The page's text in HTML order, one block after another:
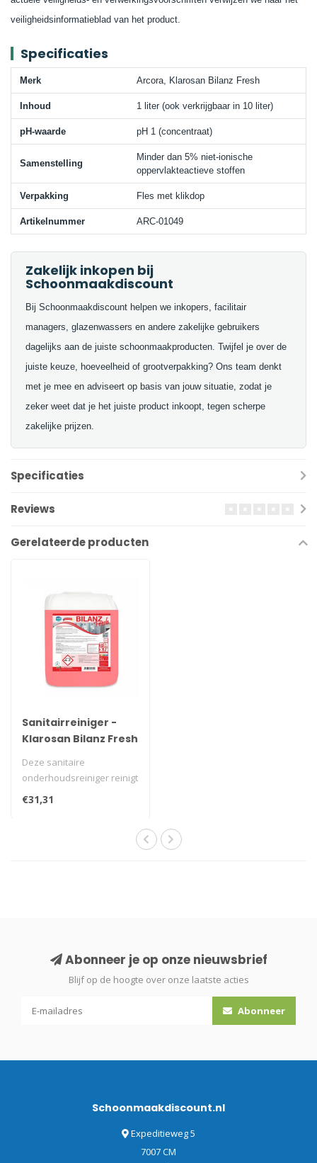
veiligheidsinformatieblad van het product.
Specificaties
Merk Arcora, Klarosan Bilanz Fresh
Inhoud 1 liter (ook verkrijgbaar in 10 liter)
pH-waarde pH 1 (concentraat)
Samenstelling
Minder dan 5% niet-ionische
oppervlakteactieve stoffen
Verpakking Fles met klikdop
Artikelnummer ARC-01049
Zakelijk inkopen bij
Schoonmaakdiscount
Bij Schoonmaakdiscount helpen we inkopers, facilitair
managers, glazenwassers en andere zakelijke gebruikers
dagelijks aan de juiste schoonmaakproducten. Twijfel je over de
juiste keuze, hoeveelheid of grootverpakking? Ons team denkt
met je mee en adviseert op basis van jouw situatie, zodat je
zeker weet dat je het juiste product inkoopt, tegen scherpe
zakelijke prijzen.
Specificaties
Reviews
Gerelateerde producten
Sanitairreiniger -
Klarosan Bilanz Fresh
Deze sanitaire
onderhoudsreiniger reinigt
grondig en snel. Verwijdert
€31,31
Abonneer je op onze nieuwsbrief
Blijf op de hoogte over onze laatste acties
Abonneer
Schoonmaakdiscount.nl
Expeditieweg 5
7007 CM